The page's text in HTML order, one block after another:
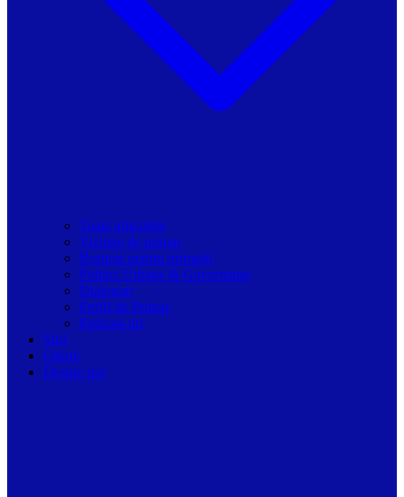
Toate articolele
Viziune de primar
Resurse pentru primarii
Politici Urbane & Guvernanta
Dialoguri
Profil de Primar
Podcast-uri
Stiri
Oferte
Despre noi